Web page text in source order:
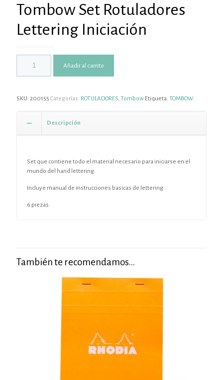
Tombow Set Rotuladores
Lettering Iniciación
Añadir al carrito
SKU: 200155 Categorías: ROTULADORES Tombow Etiqueta: TOMBOW
Descripción
Set que contiene todo el material necesario para iniciarse en el
mundo del hand lettering.
Incluye manual de instrucciones basicas de lettering.
6 piezas.
También te recomendamos…